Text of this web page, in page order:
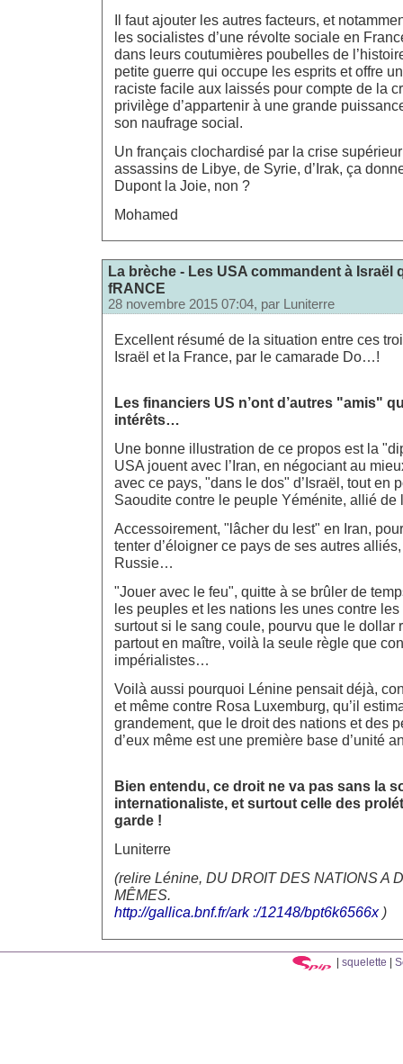
Il faut ajouter les autres facteurs, et
les socialistes d’une révolte sociale en
dans leurs coutumières poubelles de
petite guerre qui occupe les esprits et offre
raciste facile aux laissés pour compte de la
privilège d’appartenir à une grande
son naufrage social.
Un français clochardisé par la crise
assassins de Libye, de Syrie, d’Irak, ça
Dupont la Joie, non ?
Mohamed
La brèche - Les USA commandent à Israël
fRANCE
28 novembre 2015 07:04, par Luniterre
Excellent résumé de la situation entre ces
Israël et la France, par le camarade Do…!
Les financiers US n’ont d’autres "amis"
intérêts…
Une bonne illustration de ce propos est la
USA jouent avec l’Iran, en négociant au
avec ce pays, "dans le dos" d’Israël, tout en
Saoudite contre le peuple Yéménite, allié de
Accessoirement, "lâcher du lest" en Iran,
tenter d’éloigner ce pays de ses autres
Russie…
"Jouer avec le feu", quitte à se brûler de
les peuples et les nations les unes contre les
surtout si le sang coule, pourvu que le dollar
partout en maître, voilà la seule règle que
impérialistes…
Voilà aussi pourquoi Lénine pensait déjà,
et même contre Rosa Luxemburg, qu’il
grandement, que le droit des nations et des
d’eux même est une première base d’unité
Bien entendu, ce droit ne va pas sans la
internationaliste, et surtout celle des
garde !
Luniterre
(relire Lénine, DU DROIT DES NATIONS A
MÊMES.
http://gallica.bnf.fr/ark :/12148/bpt6k6566x)
squelette